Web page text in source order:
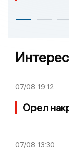
07/08 19:12
Орел
07/08 13:30